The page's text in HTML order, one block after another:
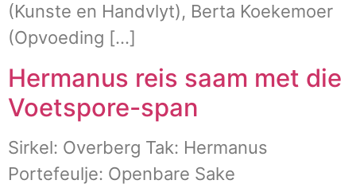
(Kunste en Handvlyt), Berta Koekemoer
(Opvoeding […]
Hermanus reis saam met die
Voetspore-span
Sirkel: Overberg Tak: Hermanus
Portefeulje: Openbare Sake